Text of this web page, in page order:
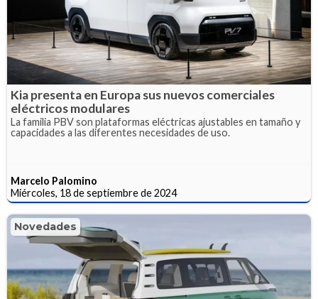
Kia presenta en Europa sus nuevos comerciales
eléctricos modulares
La familia PBV son plataformas eléctricas ajustables en tamaño y
capacidades a las diferentes necesidades de uso.
Marcelo Palomino
Miércoles, 18 de septiembre de 2024
Novedades